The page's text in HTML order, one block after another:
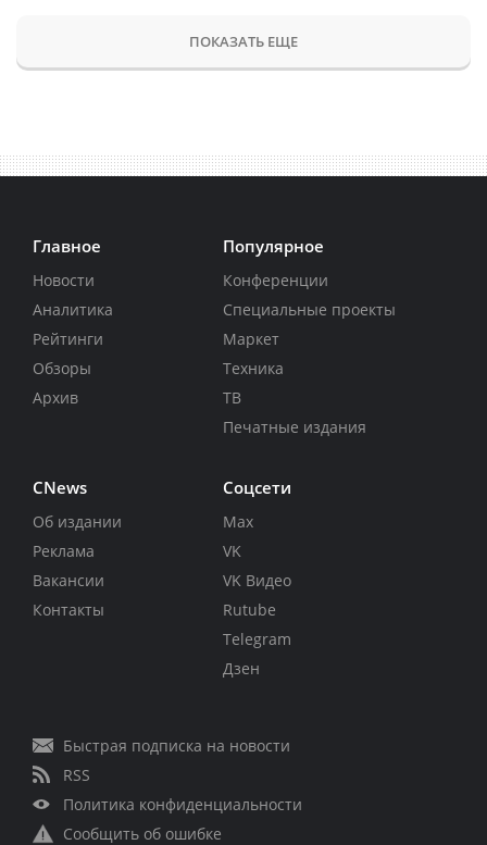
ПОКАЗАТЬ ЕЩЕ
Главное
Новости
Аналитика
Рейтинги
Обзоры
Архив
Популярное
Конференции
Специальные проекты
Маркет
Техника
ТВ
Печатные издания
CNews
Об издании
Реклама
Вакансии
Контакты
Соцсети
Max
VK
VK Видео
Rutube
Telegram
Дзен
Быстрая подписка на новости
RSS
Политика конфиденциальности
Сообщить об ошибке